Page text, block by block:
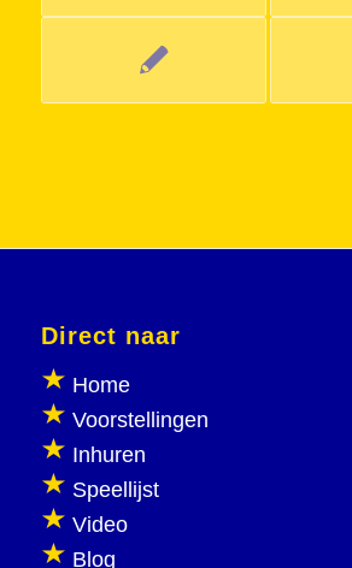
Direct naar
Home
Voorstellingen
Inhuren
Speellijst
Video
Blog